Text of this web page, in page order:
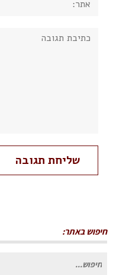
חיפוש באתר:
חיפוש